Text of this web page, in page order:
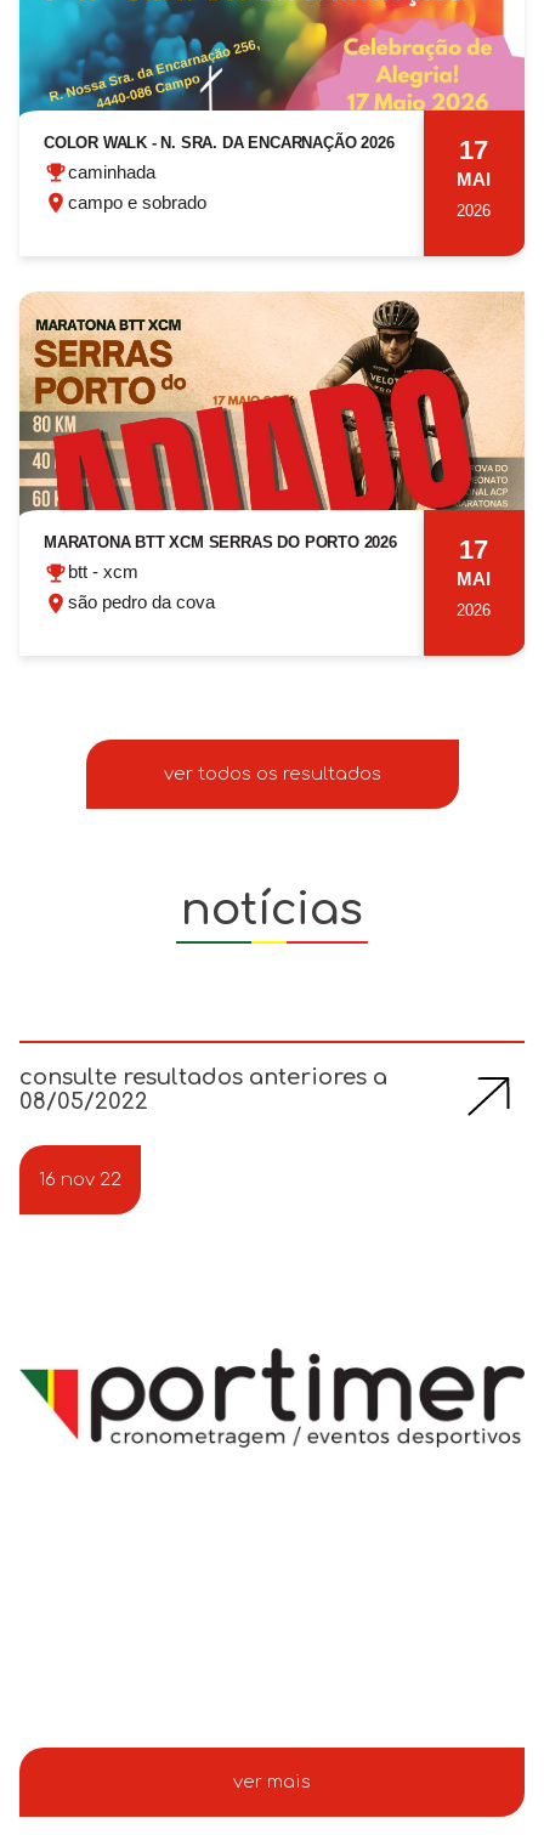
COLOR WALK - N. SRA. DA ENCARNAÇÃO 2026
caminhada
campo e sobrado
17
MAI
2026
MARATONA BTT XCM SERRAS DO PORTO 2026
btt - xcm
são pedro da cova
17
MAI
2026
ver todos os resultados
notícias
consulte resultados anteriores a
08/05/2022
16 nov 22
ver mais